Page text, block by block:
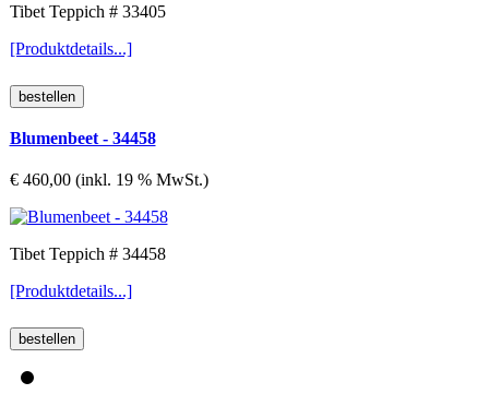
Tibet Teppich # 33405
[Produktdetails...]
Blumenbeet - 34458
€ 460,00 (inkl. 19 % MwSt.)
Tibet Teppich # 34458
[Produktdetails...]